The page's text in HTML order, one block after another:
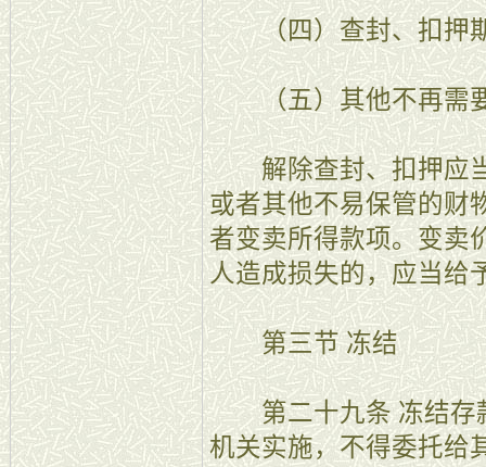
（四）查封、扣押期
（五）其他不再需要
解除查封、扣押应当
或者其他不易保管的财
者变卖所得款项。变卖
人造成损失的，应当给
第三节 冻结
第二十九条 冻结存款
机关实施，不得委托给